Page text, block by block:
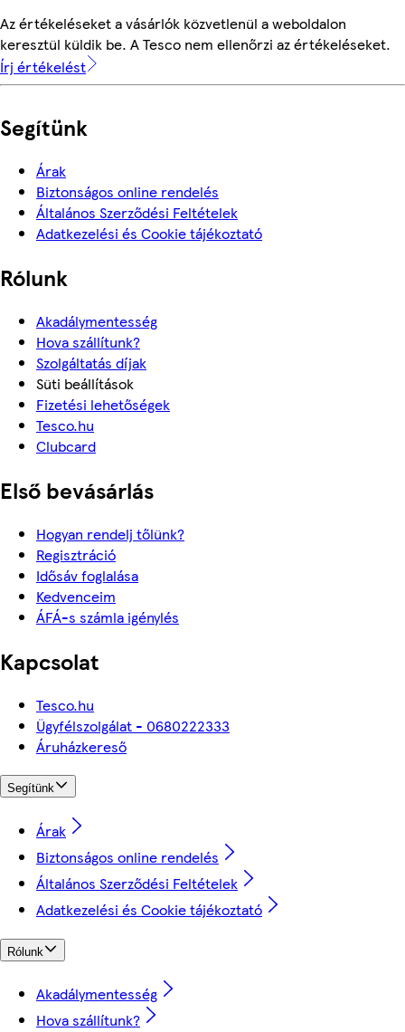
Az értékeléseket a vásárlók közvetlenül a weboldalon
keresztül küldik be. A Tesco nem ellenőrzi az értékeléseket.
Írj értékelést
Segítünk
Árak
Biztonságos online rendelés
Általános Szerződési Feltételek
Adatkezelési és Cookie tájékoztató
Rólunk
Akadálymentesség
Hova szállítunk?
Szolgáltatás díjak
Süti beállítások
Fizetési lehetőségek
Tesco.hu
Clubcard
Első bevásárlás
Hogyan rendelj tőlünk?
Regisztráció
Idősáv foglalása
Kedvenceim
ÁFÁ-s számla igénylés
Kapcsolat
Tesco.hu
Ügyfélszolgálat - 0680222333
Áruházkereső
Segítünk
Árak
Biztonságos online rendelés
Általános Szerződési Feltételek
Adatkezelési és Cookie tájékoztató
Rólunk
Akadálymentesség
Hova szállítunk?